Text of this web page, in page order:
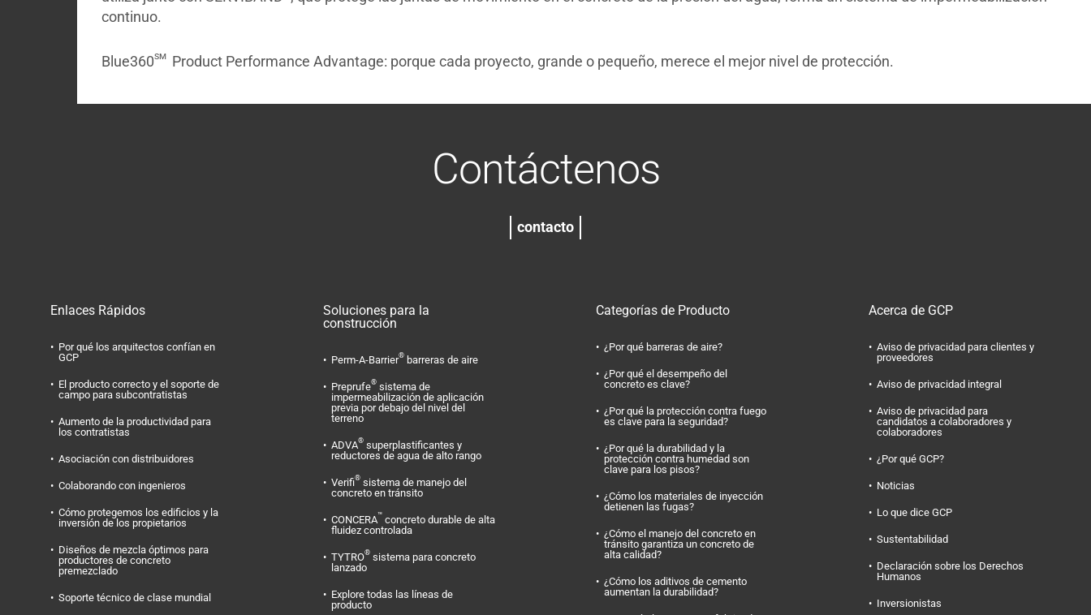
continuo.
Blue360sm Product Performance Advantage: porque cada proyecto, grande o pequeño, merece el mejor nivel de protección.
Contáctenos
contacto
Enlaces Rápidos
Por qué los arquitectos confían en
GCP
El producto correcto y el soporte de
campo para subcontratistas
Aumento de la productividad para
los contratistas
Asociación con distribuidores
Colaborando con ingenieros
Cómo protegemos los edificios y la
inversión de los propietarios
Diseños de mezcla óptimos para
productores de concreto
premezclado
Soporte técnico de clase mundial
Soluciones para la
construcción
Perm-A-Barrier® barreras de aire
Preprufe® sistema de
impermeabilización de aplicación
previa por debajo del nivel del
terreno
ADVA® superplastificantes y
reductores de agua de alto rango
Verifi® sistema de manejo del
concreto en tránsito
CONCERA™ concreto durable de alta
fluidez controlada
TYTRO® sistema para concreto
lanzado
Explore todas las líneas de
producto
Categorías de Producto
¿Por qué barreras de aire?
¿Por qué el desempeño del
concreto es clave?
¿Por qué la protección contra fuego
es clave para la seguridad?
¿Por qué la durabilidad y la
protección contra humedad son
clave para los pisos?
¿Cómo los materiales de inyección
detienen las fugas?
¿Cómo el manejo del concreto en
tránsito garantiza un concreto de
alta calidad?
¿Cómo los aditivos de cemento
aumentan la durabilidad?
Acerca de GCP
Aviso de privacidad para clientes y
proveedores
Aviso de privacidad integral
Aviso de privacidad para
candidatos a colaboradores y
colaboradores
¿Por qué GCP?
Noticias
Lo que dice GCP
Sustentabilidad
Declaración sobre los Derechos
Humanos
Inversionistas